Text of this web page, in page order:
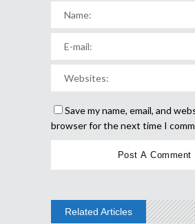
Save my name, email, and
browser for the next time I
Related Articles